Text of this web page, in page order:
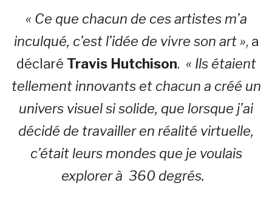
« Ce que chacun de ces artistes m’a
inculqué, c’est l’idée de vivre son art », a
déclaré Travis Hutchison. « Ils étaient
tellement innovants et chacun a créé un
univers visuel si solide, que lorsque j’ai
décidé de travailler en réalité virtuelle,
c’était leurs mondes que je voulais
explorer à 360 degrés.